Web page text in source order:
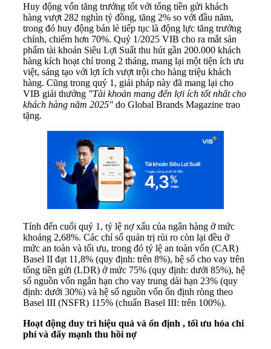
Huy động vốn tăng trưởng tốt với tổng tiền gửi khách
hàng vượt 282 nghìn tỷ đồng, tăng 2% so với đầu năm,
trong đó huy động bán lẻ tiếp tục là động lực tăng trưởng
chính, chiếm hơn 70%. Quý 1/2025 VIB cho ra mắt sản
phẩm tài khoản Siêu Lợi Suất thu hút gần 200.000 khách
hàng kích hoạt chỉ trong 2 tháng, mang lại một tiện ích ưu
việt, sáng tạo với lợi ích vượt trội cho hàng triệu khách
hàng. Cũng trong quý 1, giải pháp này đã mang lại cho
VIB giải thưởng "Tài khoản mang đến lợi ích tốt nhất cho
khách hàng năm 2025" do Global Brands Magazine trao
tặng.
Tính đến cuối quý 1, tỷ lệ nợ xấu của ngân hàng ở mức
khoảng 2,68%. Các chỉ số quản trị rủi ro còn lại đều ở
mức an toàn và tối ưu, trong đó tỷ lệ an toàn vốn (CAR)
Basel II đạt 11,8% (quy định: trên 8%), hệ số cho vay trên
tổng tiền gửi (LDR) ở mức 75% (quy định: dưới 85%), hệ
số nguồn vốn ngắn hạn cho vay trung dài hạn 23% (quy
định: dưới 30%) và hệ số nguồn vốn ổn định ròng theo
Basel III (NSFR) 115% (chuẩn Basel III: trên 100%).
Hoạt động duy trìhiệu quả và ổn định , tối ưu hóa chi
phí và đẩy mạnh thu hồi nợ